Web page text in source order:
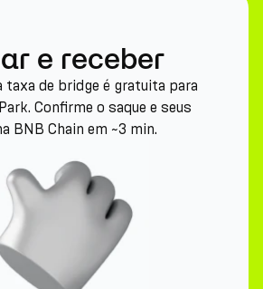
e receber
taxa de bridge é gratuita para
Confirme o saque e seus
BNB Chain em ~3 min.